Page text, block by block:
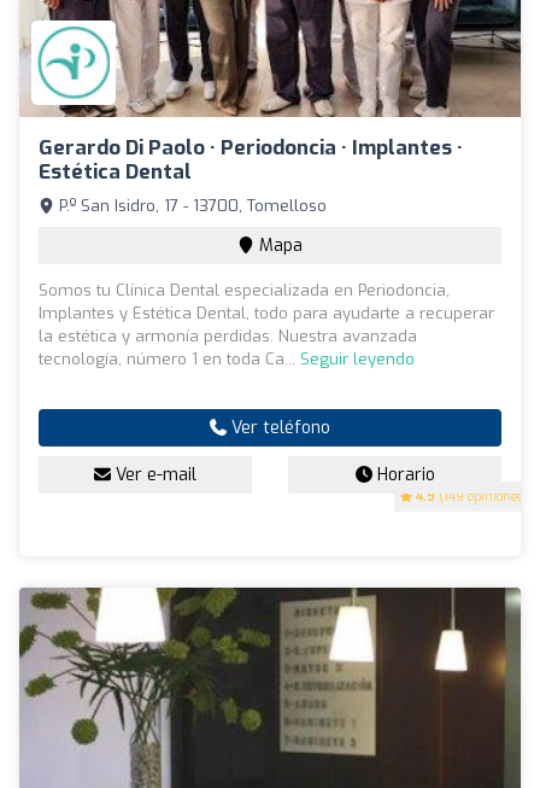
Gerardo Di Paolo · Periodoncia · Implantes ·
Estética Dental
4.9 (149 opiniones)
P.º San Isidro, 17 - 13700, Tomelloso
Mapa
Somos tu Clínica Dental especializada en Periodoncia,
Implantes y Estética Dental, todo para ayudarte a recuperar
la estética y armonía perdidas. Nuestra avanzada
tecnología, número 1 en toda Ca... Seguir leyendo
Ver teléfono
Ver e-mail Horario